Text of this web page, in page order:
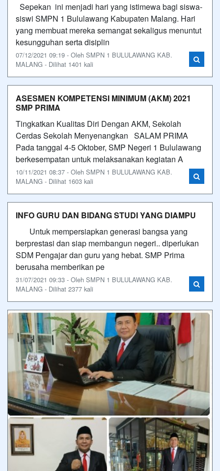
Sepekan ini menjadi hari yang istimewa bagi siswa-
siswi SMPN 1 Bululawang Kabupaten Malang. Hari
yang membuat mereka semangat sekaligus menuntut
kesungguhan serta disiplin
07/12/2021 09:19 - Oleh SMPN 1 BULULAWANG KAB.
MALANG - Dilihat 1401 kali
ASESMEN KOMPETENSI MINIMUM (AKM) 2021
SMP PRIMA
Tingkatkan Kualitas Diri Dengan AKM, Sekolah
Cerdas Sekolah Menyenangkan SALAM PRIMA
Pada tanggal 4-5 Oktober, SMP Negeri 1 Bululawang
berkesempatan untuk melaksanakan kegiatan A
10/11/2021 08:37 - Oleh SMPN 1 BULULAWANG KAB.
MALANG - Dilihat 1603 kali
INFO GURU DAN BIDANG STUDI YANG DIAMPU
Untuk mempersiapkan generasi bangsa yang
berprestasi dan siap membangun negeri.. diperlukan
SDM Pengajar dan guru yang hebat. SMP Prima
berusaha memberikan pe
31/07/2021 09:33 - Oleh SMPN 1 BULULAWANG KAB.
MALANG - Dilihat 2377 kali